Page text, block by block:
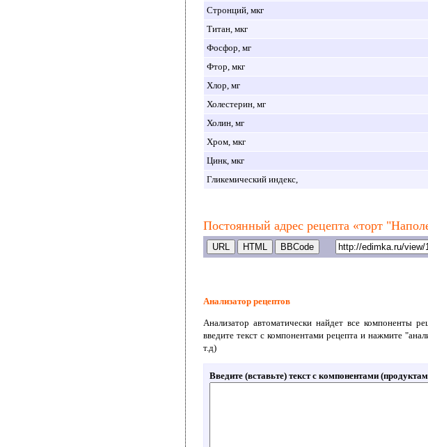
Стронций, мкг
Титан, мкг
Фосфор, мг
Фтор, мкг
Хлор, мг
Холестерин, мг
Холин, мг
Хром, мкг
Цинк, мкг
Гликемический индекс,
Постоянный адрес рецепта «торт
Анализатор рецептов
Анализатор автоматически найдет все компоненты
введите текст с компонентами рецепта и нажмите
т.д)
Введите (вставьте) текст с компонентами